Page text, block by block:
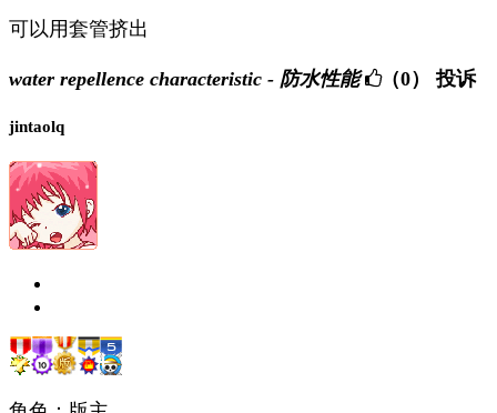
可以用套管挤出
water repellence characteristic - 防水性能 （0） 投诉
jintaolq